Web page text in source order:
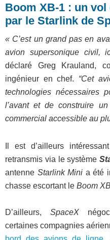
Boom XB-1 : un
par le Starlink de
« C’est un grand pas en
avion supersonique civil,
déclaré Greg Krauland,
ingénieur en chef. “Cet
technologies nécessaires
l’avant et de construire
commercial accessible au
Il est d’ailleurs
retransmis via le système
antenne Starlink Mini a été
chasse escortant le Boom
D’ailleurs,SpaceX
certaines compagnies